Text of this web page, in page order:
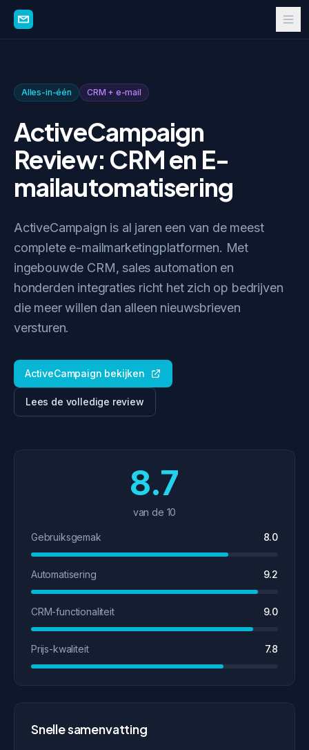
Alles-in-één CRM + e-mail
ActiveCampaign
Review: CRM en E-
mailautomatisering
ActiveCampaign is al jaren een van de meest
complete e-mailmarketingplatformen. Met
ingebouwde CRM, sales automation en
honderden integraties richt het zich op bedrijven
die meer willen dan alleen nieuwsbrieven
versturen.
ActiveCampaign bekijken
Lees de volledige review
8.7
van de 10
Gebruiksgemak 8.0
Automatisering 9.2
CRM-functionaliteit 9.0
Prijs-kwaliteit 7.8
Snelle samenvatting